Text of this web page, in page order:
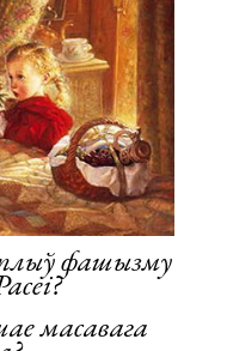
фашызму
масавага